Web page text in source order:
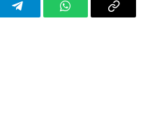
TelegramWhatsAppCopy